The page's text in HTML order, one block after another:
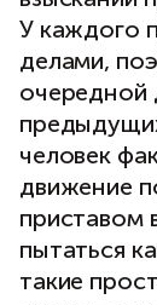
У каждого
делами,
очередной
человек
движение
приставом
пытаться
такие